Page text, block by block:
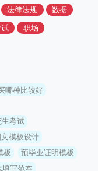
法律法规
数据
职场
哪种比较好
考试
模板设计
板
预毕业证明模板
写范本